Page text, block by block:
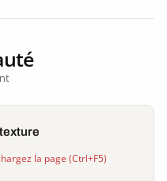
la page (Ctrl+F5)